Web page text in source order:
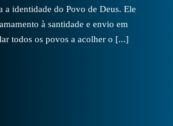
a identidade do Povo de Deus. Ele
à santidade e envio em
todos os povos a acolher o [...]